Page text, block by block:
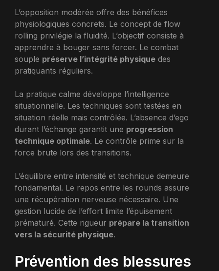
L’opposition modérée offre des bénéfices
physiologiques concrets. Le concept de flow
rolling privilégie la fluidité. L’objectif consiste à
apprendre à bouger sans forcer. Le combat
souple préserve l’intégrité physique des
pratiquants réguliers.
La pratique calme développe l’intelligence
situationnelle. Les techniques sont testées en
situation réelle mais contrôlée. L’absence d’ego
durant l’échange garantit une progression
technique optimale. Le contrôle prime sur la
force brute lors des transitions.
L’équilibre entre intensité et technique demeure
fondamental. Le repos entre les rounds assure
une récupération nerveuse nécessaire. Une
gestion lucide de l’effort limite l’épuisement
prématuré. Cette rigueur prépare la transition
vers la sécurité physique.
Prévention des blessures